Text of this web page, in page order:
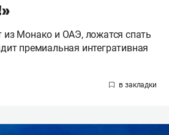
из Монако и ОАЭ, ложатся спать
премиальная интегративная